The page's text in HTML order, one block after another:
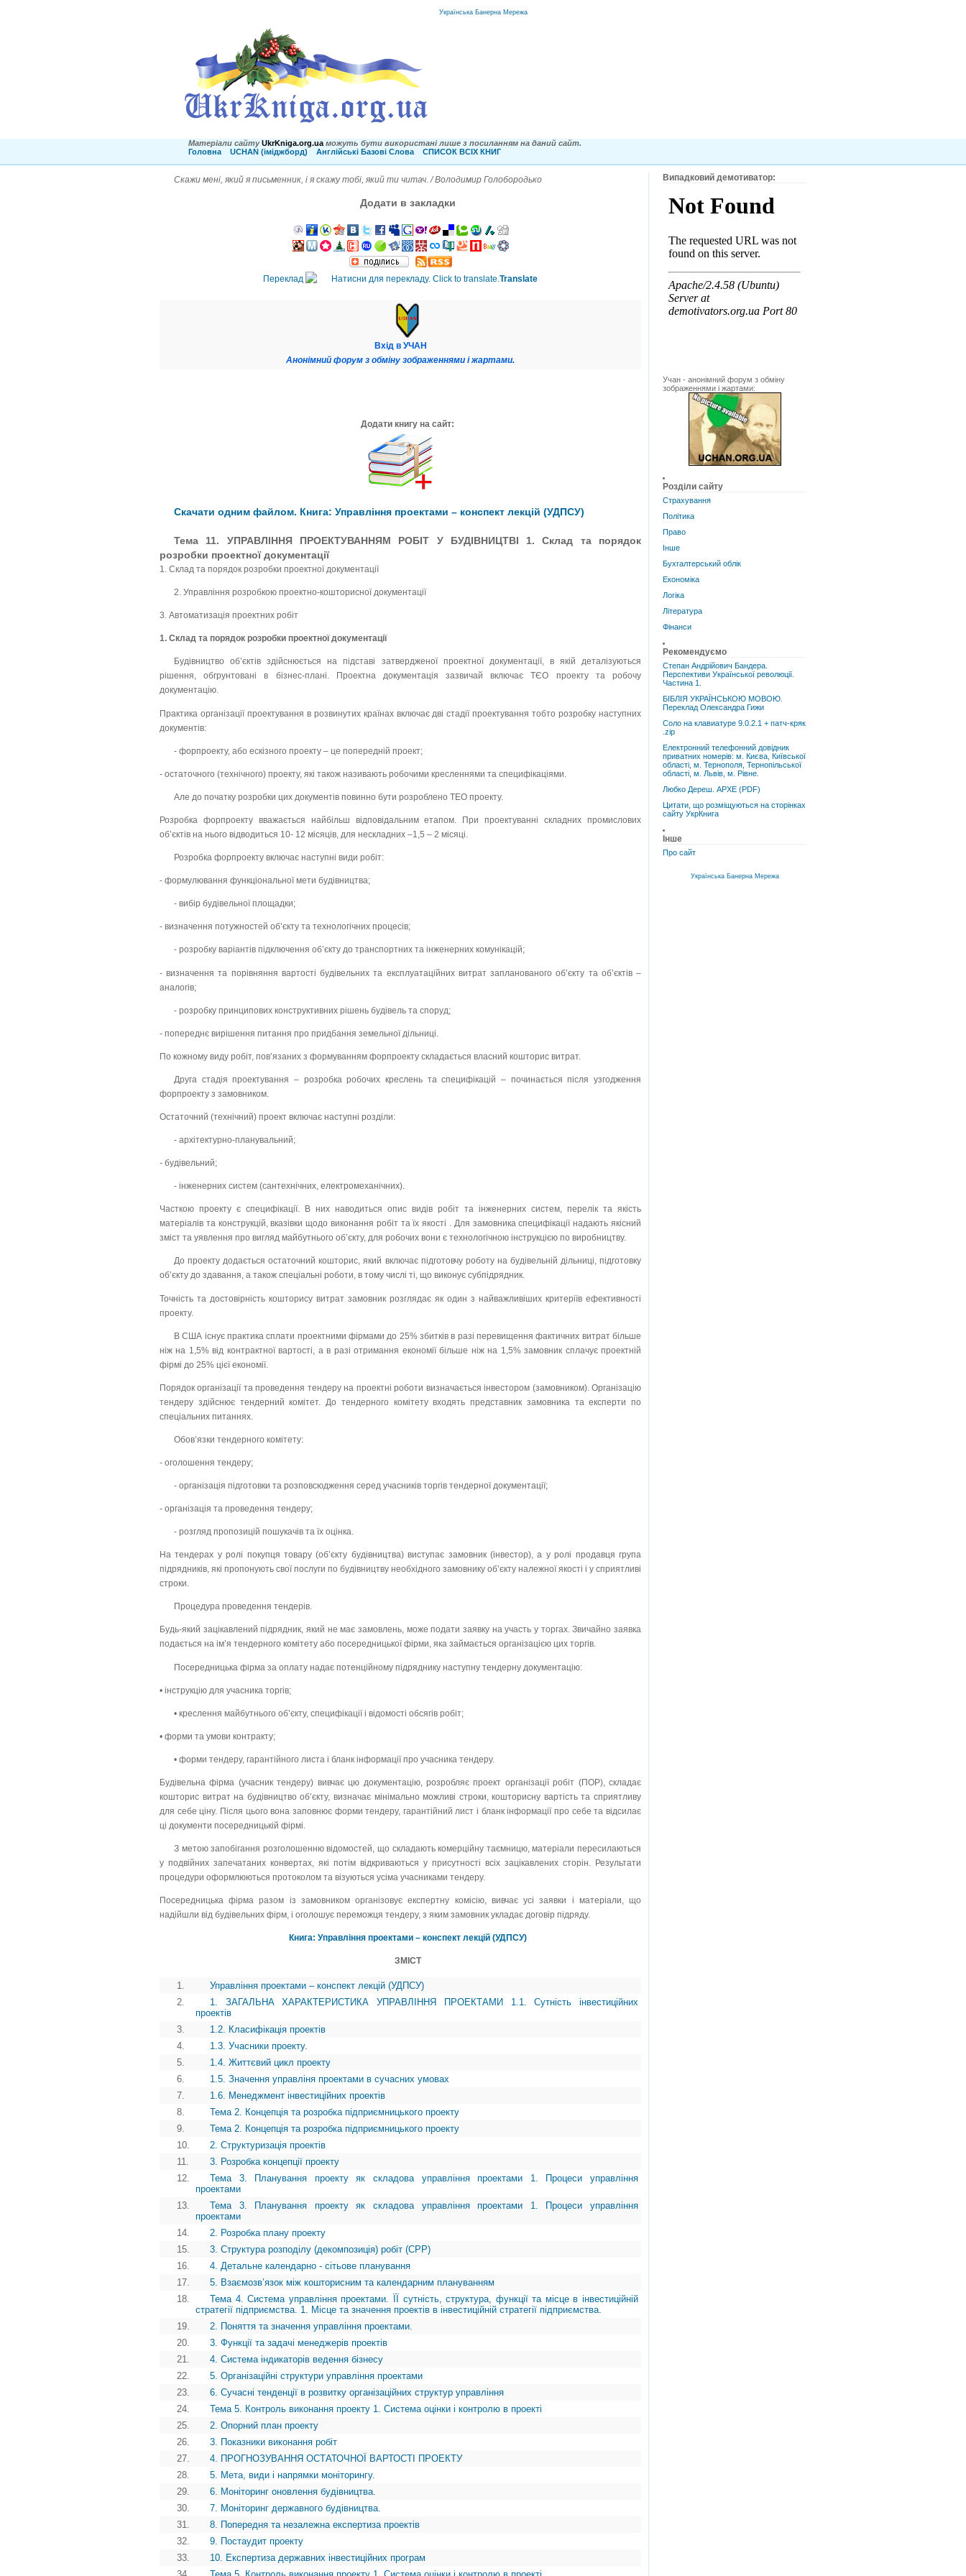
Українська Банерна Мережа
Матеріали сайту UkrKniga.org.ua можуть бути використані лише з посиланням на даний сайт.
Головна
UCHAN (іміджборд) Англійські Базові Слова СПИСОК ВСІХ КНИГ
Скажи мені, який я письменник, і я скажу тобі, який ти читач. / Володимир Голобородько
Додати в закладки
Переклад Translate
Вхід в УЧАН
Анонімний форум з обміну зображеннями і жартами.
Додати книгу на сайт:
Скачати одним файлом. Книга: Управління проектами – конспект лекцій (УДПСУ)
Тема 11. УПРАВЛІННЯ ПРОЕКТУВАННЯМ РОБІТ У БУДІВНИЦТВІ 1. Склад та порядок
розробки проектної документації
1. Склад та порядок розробки проектної документації
2. Управління розробкою проектно-кошторисної документації
3. Автоматизація проектних робіт
1. Склад та порядок розробки проектної документації
Будівництво об’єктів здійснюється на підставі затвердженої проектної документації, в якій деталізуються
рішення, обгрунтовані в бізнес-плані. Проектна документація зазвичай включає ТЄО проекту та робочу
документацію.
Практика організації проектування в розвинутих країнах включає дві стадії проектування тобто розробку наступних
документів:
- форпроекту, або ескізного проекту – це попередній проект;
- остаточного (технічного) проекту, які також називають робочими кресленнями та специфікаціями.
Але до початку розробки цих документів повинно бути розроблено ТЕО проекту.
Розробка форпроекту вважається найбільш відповідальним етапом. При проектуванні складних промислових
об’єктів на нього відводиться 10- 12 місяців, для нескладних –1,5 – 2 місяці.
Розробка форпроекту включає наступні види робіт:
- формулювання функціональної мети будівництва;
- вибір будівельної площадки;
- визначення потужностей об’єкту та технологічних процесів;
- розробку варіантів підключення об’єкту до транспортних та інженерних комунікацій;
- визначення та порівняння вартості будівельних та експлуатаційних витрат запланованого об’єкту та об’єктів –
аналогів;
- розробку принципових конструктивних рішень будівель та споруд;
- попереднє вирішення питання про придбання земельної дільниці.
По кожному виду робіт, пов’язаних з формуванням форпроекту складається власний кошторис витрат.
Друга стадія проектування – розробка робочих креслень та специфікацій – починається після узгодження
форпроекту з замовником.
Остаточний (технічний) проект включає наступні розділи:
- архітектурно-планувальний;
- будівельний;
- інженерних систем (сантехнічних, електромеханічних).
Часткою проекту є специфікації. В них наводиться опис видів робіт та інженерних систем, перелік та якість
матеріалів та конструкцій, вказівки щодо виконання робіт та їх якості . Для замовника специфікації надають якісний
зміст та уявлення про вигляд майбутнього об’єкту, для робочих вони є технологічною інструкцією по виробництву.
До проекту додається остаточний кошторис, який включає підготовчу роботу на будівельній дільниці, підготовку
об’єкту до здавання, а також спеціальні роботи, в тому числі ті, що виконує субпідрядник.
Точність та достовірність кошторису витрат замовник розглядає як один з найважливіших критеріїв ефективності
проекту.
В США існує практика сплати проектними фірмами до 25% збитків в разі перевищення фактичних витрат більше
ніж на 1,5% від контрактної вартості, а в разі отримання економії більше ніж на 1,5% замовник сплачує проектній
фірмі до 25% цієї економії.
Порядок організації та проведення тендеру на проектні роботи визначається інвестором (замовником). Організацію
тендеру здійснює тендерний комітет. До тендерного комітету входять представник замовника та експерти по
спеціальних питаннях.
Обов’язки тендерного комітету:
- оголошення тендеру;
- організація підготовки та розповсюдження серед учасників торгів тендерної документації;
- організація та проведення тендеру;
- розгляд пропозицій пошукачів та їх оцінка.
На тендерах у ролі покупця товару (об’єкту будівництва) виступає замовник (інвестор), а у ролі продавця група
підрядників, які пропонують свої послуги по будівництву необхідного замовнику об’єкту належної якості і у сприятливі
строки.
Процедура проведення тендерів.
Будь-який зацікавлений підрядник, який не має замовлень, може подати заявку на участь у торгах. Звичайно заявка
подається на ім’я тендерного комітету або посередницької фірми, яка займається організацією цих торгів.
Посередницька фірма за оплату надає потенційному підряднику наступну тендерну документацію:
• інструкцію для учасника торгів;
• креслення майбутнього об’єкту, специфікації і відомості обсягів робіт;
• форми та умови контракту;
• форми тендеру, гарантійного листа і бланк інформації про учасника тендеру.
Будівельна фірма (учасник тендеру) вивчає цю документацію, розробляє проект організації робіт (ПОР), складає
кошторис витрат на будівництво об’єкту, визначає мінімально можливі строки, кошторисну вартість та сприятливу
для себе ціну. Після цього вона заповнює форми тендеру, гарантійний лист і бланк інформації про себе та відсилає
ці документи посередницькій фірмі.
З метою запобігання розголошенню відомостей, що складають комерційну таємницю, матеріали пересилаються
у подвійних запечатаних конвертах, які потім відкриваються у присутності всіх зацікавлених сторін. Результати
процедури оформлюються протоколом та візуються усіма учасниками тендеру.
Посередницька фірма разом із замовником організовує експертну комісію, вивчає усі заявки і матеріали, що
надійшли від будівельних фірм, і оголошує переможця тендеру, з яким замовник укладає договір підряду.
Книга: Управління проектами – конспект лекцій (УДПСУ)
ЗМІСТ
1.
Управління проектами – конспект лекцій (УДПСУ)
2.
1. ЗАГАЛЬНА ХАРАКТЕРИСТИКА УПРАВЛІННЯ ПРОЕКТАМИ 1.1. Сутність інвестиційних
проектів
3.
1.2. Класифікація проектів
4.
1.3. Учасники проекту.
5.
1.4. Життєвий цикл проекту
6.
1.5. Значення управліня проектами в сучасних умовах
7.
1.6. Менеджмент інвестиційних проектів
8.
Тема 2. Концепція та розробка підприємницького проекту
9.
Тема 2. Концепція та розробка підприємницького проекту
10.
2. Структуризація проектів
11.
3. Розробка концепції проекту
12.
Тема 3. Планування проекту як складова управління проектами 1. Процеси управління
проектами
13.
Тема 3. Планування проекту як складова управління проектами 1. Процеси управління
проектами
14.
2. Розробка плану проекту
15.
3. Структура розподілу (декомпозиція) робіт (СРР)
16.
4. Детальне календарно - сітьове планування
17.
5. Взаємозв’язок між кошторисним та календарним плануванням
18.
Тема 4. Система управління проектами. ЇЇ сутність, структура, функції та місце в інвестиційній
стратегії підприємства. 1. Місце та значення проектів в інвестиційній стратегії підприємства.
19.
2. Поняття та значення управління проектами.
20.
3. Функції та задачі менеджерів проектів
21.
4. Система індикаторів ведення бізнесу
22.
5. Організаційні структури управління проектами
23.
6. Сучасні тенденції в розвитку організаційних структур управління
24.
Тема 5. Контроль виконання проекту 1. Система оцінки і контролю в проекті
25.
2. Опорний план проекту
26.
3. Показники виконання робіт
27.
4. ПРОГНОЗУВАННЯ ОСТАТОЧНОЇ ВАРТОСТІ ПРОЕКТУ
28.
5. Мета, види і напрямки моніторингу.
29.
6. Моніторинг оновлення будівництва.
30.
7. Моніторинг державного будівництва.
31.
8. Попередня та незалежна експертиза проектів
32.
9. Постаудит проекту
33.
10. Експертиза державних інвестиційних програм
34.
Тема 5. Контроль виконання проекту 1. Система оцінки і контролю в проекті
Випадковий демотиватор:
Учан - анонімний форум з обміну
зображеннями і жартами:
Розділи сайту
Страхування
Політика
Право
Інше
Бухгалтерський облік
Економіка
Логіка
Література
Фінанси
Рекомендуємо
Степан Андрійович Бандера.
Перспективи Української революції.
Частина 1.
БІБЛІЯ УКРАЇНСЬКОЮ МОВОЮ.
Переклад Олександра Гижи
Соло на клавиатуре 9.0.2.1 + патч-кряк
.zip
Електронний телефонний довідник
приватних номерів: м. Києва, Київської
області, м. Тернополя, Тернопільської
області, м. Львів, м. Рівне.
Любко Дереш. АРХЕ (PDF)
Цитати, що розміщуються на сторінках
сайту УкрКнига
Інше
Про сайт
Українська Банерна Мережа